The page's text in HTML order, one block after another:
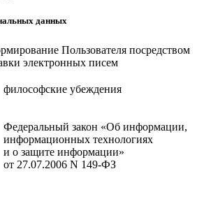
данных
Пользователя посредством
электронных писем
философские убеждения
Федеральный закон «Об информации,
информационных технологиях
и о защите информации»
от 27.07.2006 N 149-ФЗ